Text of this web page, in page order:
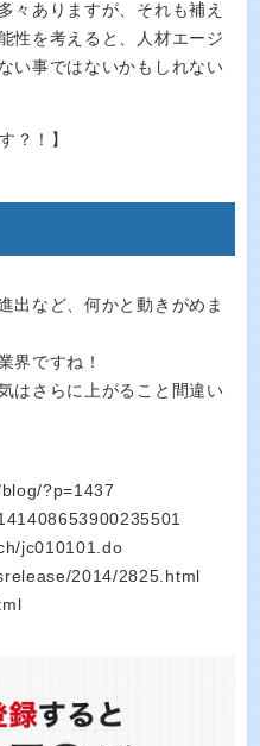
々ありますが、それも補え
性を考えると、人材エージ
い事ではないかもしれない
出など、何かと動きがめま
界ですね！
はさらに上がること間違い
?p=1437
jc010101.do
2014/2825.html